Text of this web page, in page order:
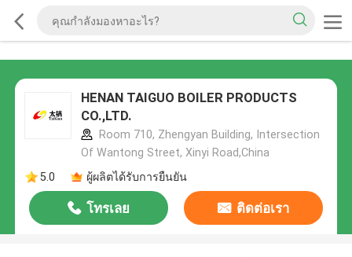
HENAN TAIGUO BOILER PRODUCTS
CO.,LTD.
Room 710, Zhengyan Building, Intersection
Of Wantong Street, Xinyi Road,China
5.0
ผู้ผลิตได้รับการยืนยัน
โทรเลย ติดต่อเรา